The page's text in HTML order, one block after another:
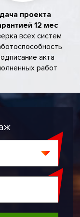
проекта
12 мес
всех систем
акта
работ